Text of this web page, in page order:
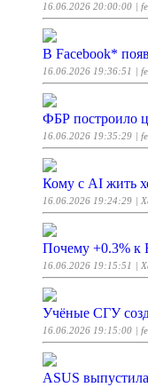
16.06.2026 20:00:00 |
В Facebook*
16.06.2026 19:36:51 |
ФБР построило
16.06.2026 19:35:29 |
Кому с AI жить
16.06.2026 19:24:29 |
Почему +0.3% к
16.06.2026 19:15:51 |
Учёные СГУ
16.06.2026 19:15:00 |
ASUS